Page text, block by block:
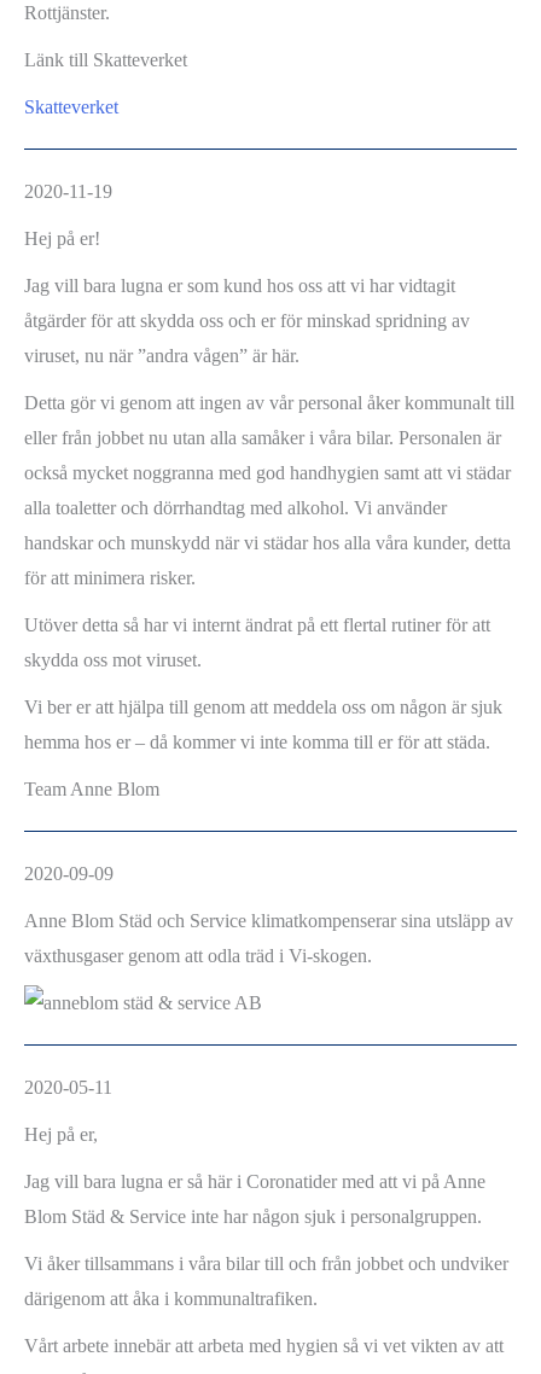
Rottjänster.
Länk till Skatteverket
Skatteverket
2020-11-19
Hej på er!
Jag vill bara lugna er som kund hos oss att vi har vidtagit
åtgärder för att skydda oss och er för minskad spridning av
viruset, nu när ”andra vågen” är här.
Detta gör vi genom att ingen av vår personal åker kommunalt till
eller från jobbet nu utan alla samåker i våra bilar. Personalen är
också mycket noggranna med god handhygien samt att vi städar
alla toaletter och dörrhandtag med alkohol. Vi använder
handskar och munskydd när vi städar hos alla våra kunder, detta
för att minimera risker.
Utöver detta så har vi internt ändrat på ett flertal rutiner för att
skydda oss mot viruset.
Vi ber er att hjälpa till genom att meddela oss om någon är sjuk
hemma hos er – då kommer vi inte komma till er för att städa.
Team Anne Blom
2020-09-09
Anne Blom Städ och Service klimatkompenserar sina utsläpp av
växthusgaser genom att odla träd i Vi-skogen.
2020-05-11
Hej på er,
Jag vill bara lugna er så här i Coronatider med att vi på Anne
Blom Städ & Service inte har någon sjuk i personalgruppen.
Vi åker tillsammans i våra bilar till och från jobbet och undviker
därigenom att åka i kommunaltrafiken.
Vårt arbete innebär att arbeta med hygien så vi vet vikten av att